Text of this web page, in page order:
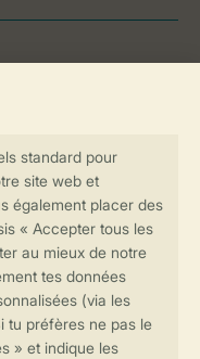
et sécurisées